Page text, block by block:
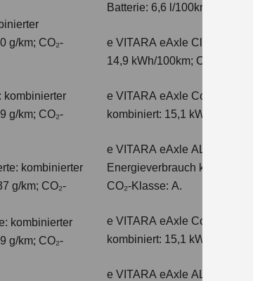
g/km; CO₂-
kombinierter
g/km; CO₂-
kombinierter
g/km; CO₂-
kombinierter
g/km; CO₂-
Batterie: 6,6 l/100km; CO2-
e VITARA eAxle Club (49
14,9 kWh/100km; CO₂-
e VITARA eAxle Comfort (61
kombiniert: 15,1 kWh/
e VITARA eAxle ALLGRIP-e
Energieverbrauch
CO₂-Klasse: A.
e VITARA eAxle Comfort+
kombiniert: 15,1 kWh/
e VITARA eAxle ALLGRIP-e